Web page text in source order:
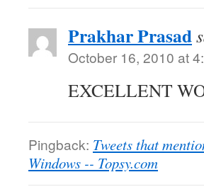
Prakhar Prasad
October 16, 2010 at
EXCELLENT
Pingback: Tweets that
Windows -- Topsy.com